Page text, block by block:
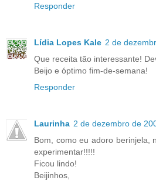
Responder
Lídia Lopes Kale 2 de
Que receita tão interessante!
Beijo e óptimo fim-de-semana!
Responder
Laurinha 2 de dezembro de
Bom, como eu adoro berinjela,
experimentar!!!!!
Ficou lindo!
Beijinhos,